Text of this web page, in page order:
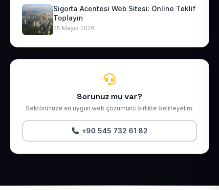
Sigorta Acentesi Web Sitesi: Online Teklif
Toplayın
25 Mayıs 2026
Sorunuz mu var?
Sektörünüze en uygun web çözümünü birlikte belirleyelim.
+90 545 732 61 82